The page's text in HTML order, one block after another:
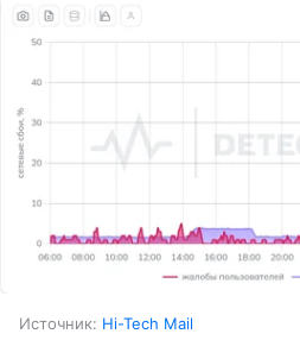
Источник: Hi-Tech Mail